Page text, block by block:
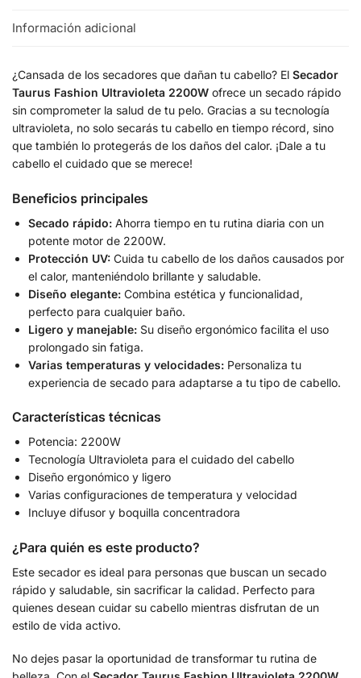
Información adicional
¿Cansada de los secadores que dañan tu cabello? El Secador
Taurus Fashion Ultravioleta 2200W ofrece un secado rápido
sin comprometer la salud de tu pelo. Gracias a su tecnología
ultravioleta, no solo secarás tu cabello en tiempo récord, sino
que también lo protegerás de los daños del calor. ¡Dale a tu
cabello el cuidado que se merece!
Beneficios principales
Secado rápido: Ahorra tiempo en tu rutina diaria con un
potente motor de 2200W.
Protección UV: Cuida tu cabello de los daños causados por
el calor, manteniéndolo brillante y saludable.
Diseño elegante: Combina estética y funcionalidad,
perfecto para cualquier baño.
Ligero y manejable: Su diseño ergonómico facilita el uso
prolongado sin fatiga.
Varias temperaturas y velocidades: Personaliza tu
experiencia de secado para adaptarse a tu tipo de cabello.
Características técnicas
Potencia: 2200W
Tecnología Ultravioleta para el cuidado del cabello
Diseño ergonómico y ligero
Varias configuraciones de temperatura y velocidad
Incluye difusor y boquilla concentradora
¿Para quién es este producto?
Este secador es ideal para personas que buscan un secado
rápido y saludable, sin sacrificar la calidad. Perfecto para
quienes desean cuidar su cabello mientras disfrutan de un
estilo de vida activo.
No dejes pasar la oportunidad de transformar tu rutina de